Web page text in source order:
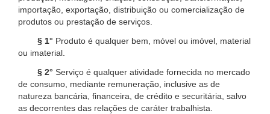
importação, exportação, distribuição ou comercialização de
produtos ou prestação de serviços.
§ 1° Produto é qualquer bem, móvel ou imóvel, material
ou imaterial.
§ 2° Serviço é qualquer atividade fornecida no mercado
de consumo, mediante remuneração, inclusive as de
natureza bancária, financeira, de crédito e securitária, salvo
as decorrentes das relações de caráter trabalhista.